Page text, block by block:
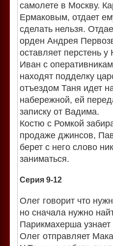
самолете в Москву.
Ермаковым, отдает
сделать нельзя.
орден Андрея
оставляет перстень
Иван с
находят подделку
отъездом Таня идет
набережной, ей
записку от Вадима.
Костю с Ромкой
продаже джинсов,
берет с него слово
заниматься.
Серия 9-12
Олег говорит что
но сначала нужно
Парикмахерша узнает
Олег отправляет